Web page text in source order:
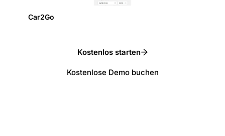
Car2Go
Kostenlos starten
Kostenlose Demo buchen